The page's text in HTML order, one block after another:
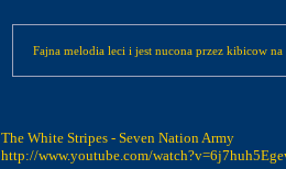
Fajna melodia leci i jest nucona przez kibicow
The White Stripes - Seven Nation Army
http://www.youtube.com/